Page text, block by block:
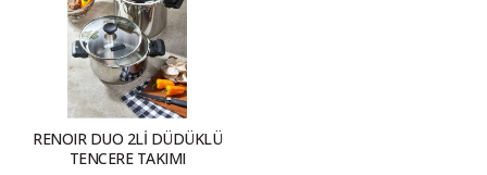
RENOIR DUO 2Lİ DÜDÜKLÜ
TENCERE TAKIMI